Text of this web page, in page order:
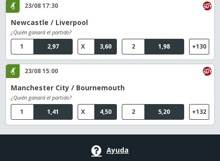
23/08 17:30
Newcastle / Liverpool
¿Quién ganará el partido?
2,97
1 3,60
X 1,98
2 +130
23/08 15:00
Manchester City / Bournemouth
¿Quién ganará el partido?
1,41
1 4,50
X 5,20
2 +132
Ayuda